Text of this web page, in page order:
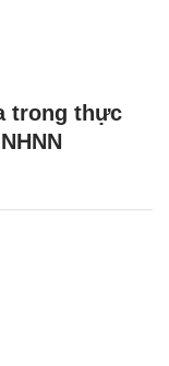
trong thực